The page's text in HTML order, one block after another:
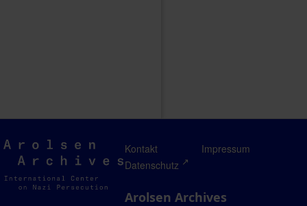
Arolsen
Archives
Kontakt
Impressum
Datenschutz
Arolsen Archives